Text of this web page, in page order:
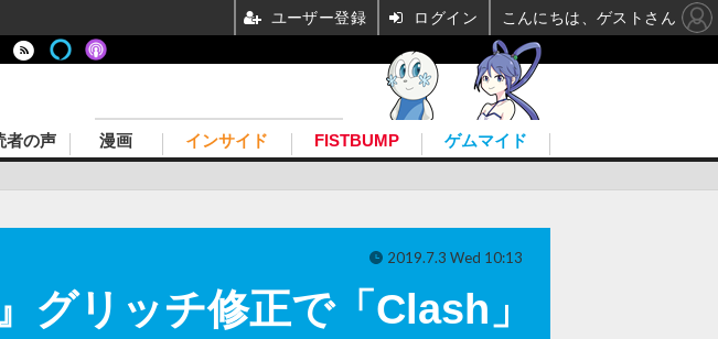
者の声 漫画 インサイド FISTBUMP ゲムマイド
グリッチ修正で「Clash」
2019.7.3 Wed 10:13
ユーザー登録 ログイン こんにちは、ゲストさん